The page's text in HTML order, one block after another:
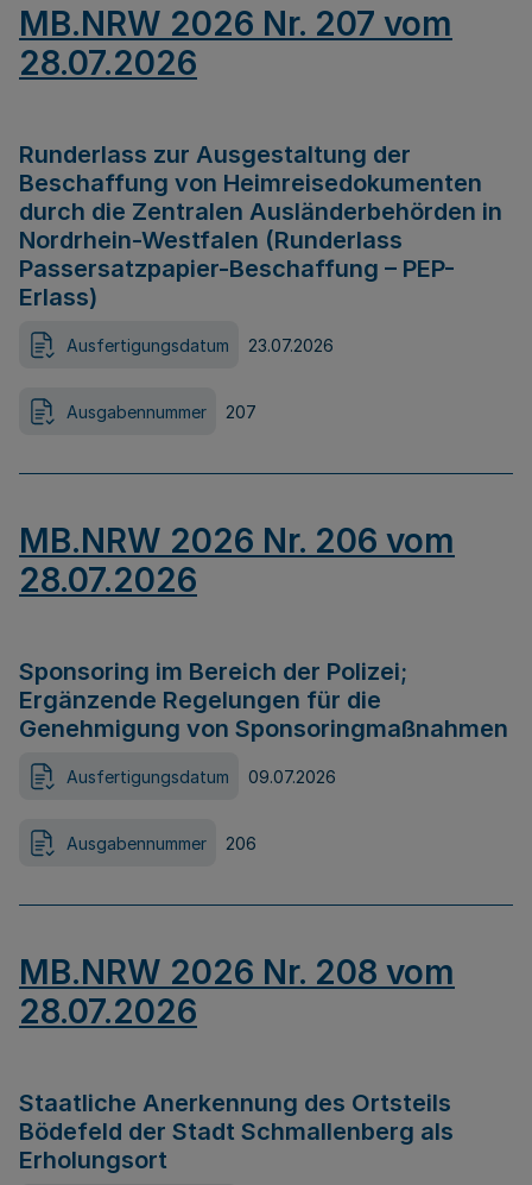
MB.NRW 2026 Nr. 207 vom
28.07.2026
Runderlass zur Ausgestaltung der
Beschaffung von Heimreisedokumenten
durch die Zentralen Ausländerbehörden in
Nordrhein-Westfalen (Runderlass
Passersatzpapier-Beschaffung – PEP-
Erlass)
Ausfertigungsdatum 23.07.2026
Ausgabennummer 207
MB.NRW 2026 Nr. 206 vom
28.07.2026
Sponsoring im Bereich der Polizei;
Ergänzende Regelungen für die
Genehmigung von Sponsoringmaßnahmen
Ausfertigungsdatum 09.07.2026
Ausgabennummer 206
MB.NRW 2026 Nr. 208 vom
28.07.2026
Staatliche Anerkennung des Ortsteils
Bödefeld der Stadt Schmallenberg als
Erholungsort